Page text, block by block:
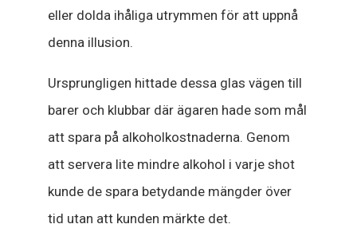
eller dolda ihåliga utrymmen för att uppnå
denna illusion.
Ursprungligen hittade dessa glas vägen till
barer och klubbar där ägaren hade som mål
att spara på alkoholkostnaderna. Genom
att servera lite mindre alkohol i varje shot
kunde de spara betydande mängder över
tid utan att kunden märkte det.